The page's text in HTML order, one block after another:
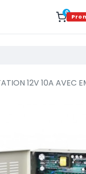
0
12V 10A AVEC